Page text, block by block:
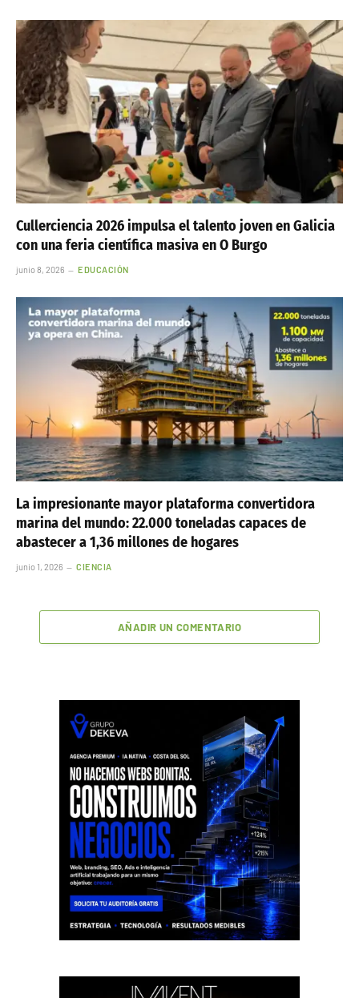
Cullerciencia 2026 impulsa el talento joven en Galicia
con una feria científica masiva en O Burgo
junio 8, 2026 EDUCACIÓN
La impresionante mayor plataforma convertidora
marina del mundo: 22.000 toneladas capaces de
abastecer a 1,36 millones de hogares
junio 1, 2026 CIENCIA
AÑADIR UN COMENTARIO